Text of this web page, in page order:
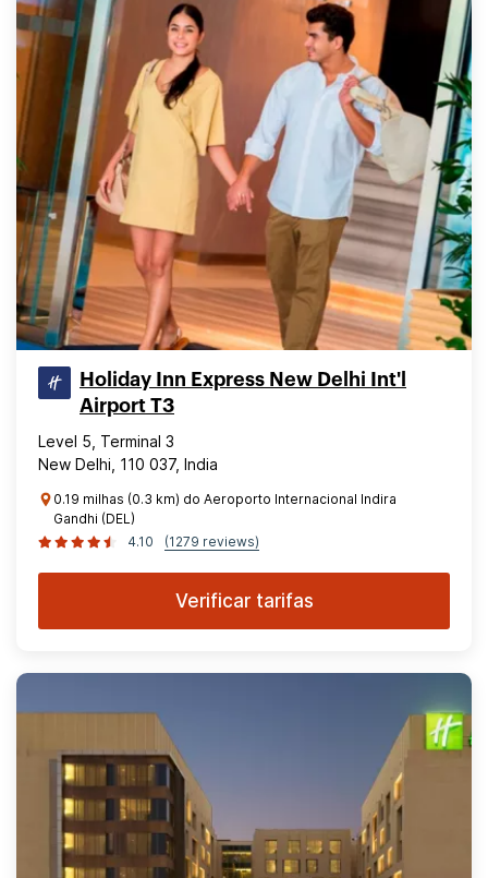
Holiday Inn Express New Delhi Int'l
Airport T3
Level 5, Terminal 3
New Delhi, 110 037, India
0.19 milhas (0.3 km) do Aeroporto Internacional Indira
Gandhi (DEL)
4.10
(1279 reviews)
Verificar tarifas